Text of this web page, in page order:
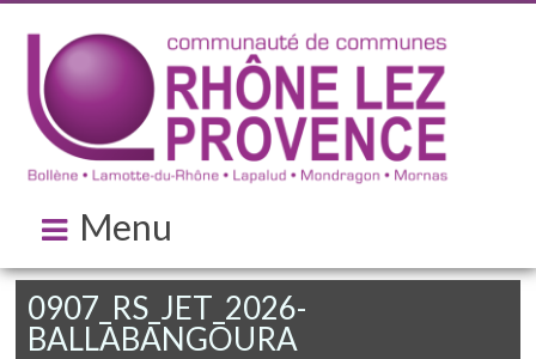
Menu
0907_RS_JET_2026-
BALLABANGOURA